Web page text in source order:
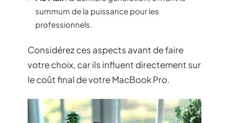
summum de la puissance pour les
professionnels.
Considérez ces aspects avant de faire
votre choix, car ils influent directement sur
le coût final de votre MacBook Pro.